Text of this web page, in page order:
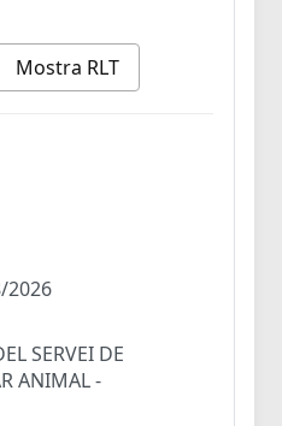
Mostra RLT
2026
SERVEI DE
ANIMAL -